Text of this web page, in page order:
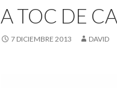
A TOC DE
7 DICIEMBRE 2013 DAVID